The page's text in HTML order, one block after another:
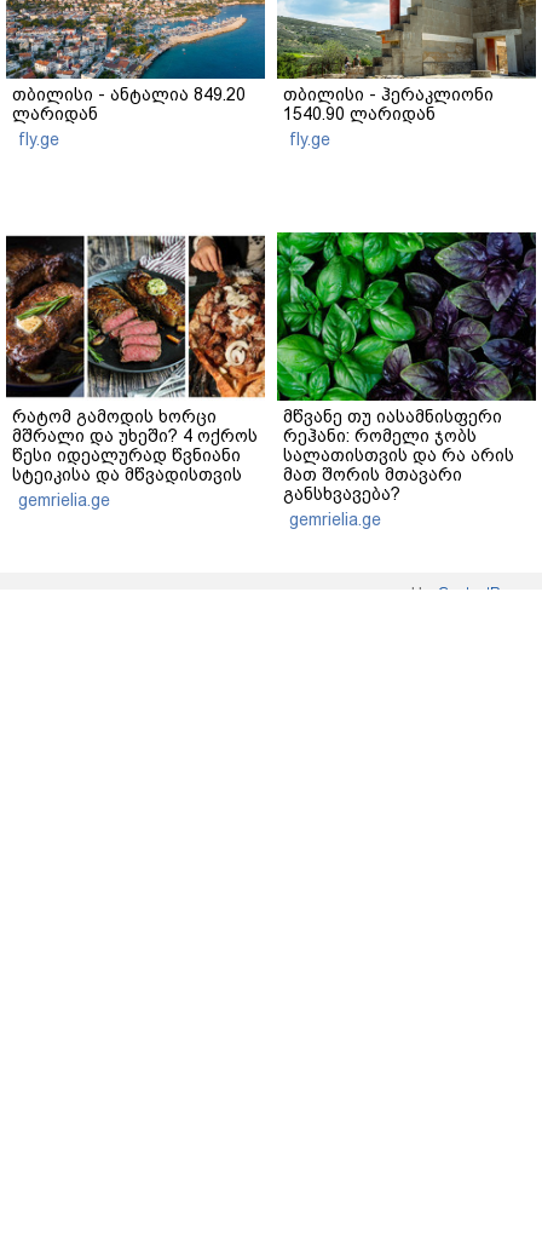
თბილისი - ანტალია 849.20
ლარიდან
fly.ge
თბილისი - ჰერაკლიონი
1540.90 ლარიდან
fly.ge
რატომ გამოდის ხორცი
მშრალი და უხეში? 4 ოქროს
წესი იდეალურად წვნიანი
სტეიკისა და მწვადისთვის
gemrielia.ge
მწვანე თუ იასამნისფერი
რეჰანი: რომელი ჯობს
სალათისთვის და რა არის
მათ შორის მთავარი
განსხვავება?
gemrielia.ge
sponsored by ContentRoom